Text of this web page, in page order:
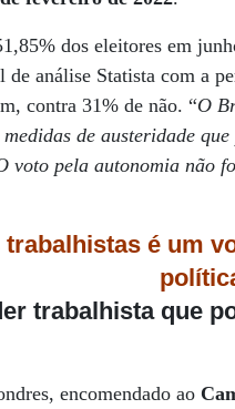
dos eleitores em
de análise Statista com a
contra 31% de não. “O
de austeridade
voto pela autonomia não
trabalhistas é um
trabalhista que
encomendado ao